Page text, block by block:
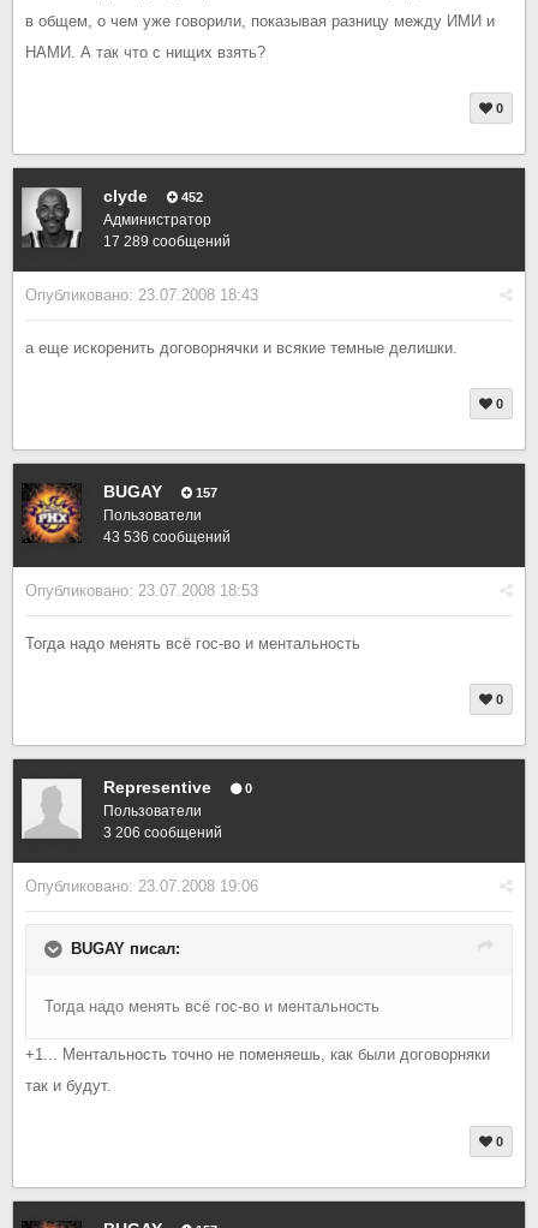
в общем, о чем уже говорили, показывая разницу между ИМИ и
НАМИ. А так что с нищих взять?
0
clyde 452
Администратор
17 289 сообщений
Опубликовано: 23.07.2008 18:43
а еще искоренить договорнячки и всякие темные делишки.
0
BUGAY 157
Пользователи
43 536 сообщений
Опубликовано: 23.07.2008 18:53
Тогда надо менять всё гос-во и ментальность
0
Representive 0
Пользователи
3 206 сообщений
Опубликовано: 23.07.2008 19:06
BUGAY писал:
Тогда надо менять всё гос-во и ментальность
+1... Ментальность точно не поменяешь, как были договорняки
так и будут.
0